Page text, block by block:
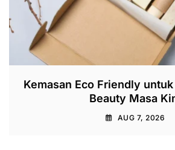
Kemasan Eco Friendly
Beauty Masa
AUG 7, 2026